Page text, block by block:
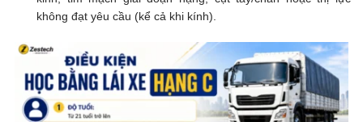
không đạt yêu cầu (kể cả khi kính).